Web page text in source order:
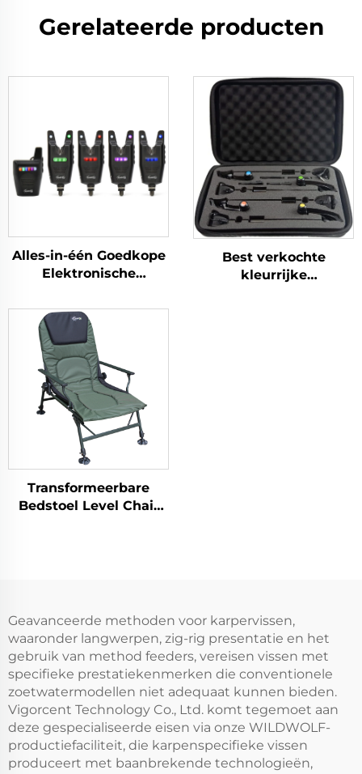
Gerelateerde producten
Alles-in-één Goedkope
Elektronische
Karpervissen
Beetalarm
Best verkochte
kleurrijke
Transformeerbare
Bedstoel Level Chair
Geavanceerde methoden voor karpervissen,
waaronder langwerpen, zig-rig presentatie en het
gebruik van method feeders, vereisen vissen met
specifieke prestatiekenmerken die conventionele
zoetwatermodellen niet adequaat kunnen bieden.
Vigorcent Technology Co., Ltd. komt tegemoet aan
deze gespecialiseerde eisen via onze WILDWOLF-
productiefaciliteit, die karpenspecifieke vissen
produceert met baanbrekende technologieën,